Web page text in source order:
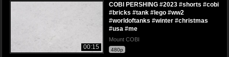
00:15
COBI PERSHING #2023 #shorts #cobi
#bricks #tank #lego #ww2
#worldoftanks #winter #christmas
#usa #me
Mount COBI
480p